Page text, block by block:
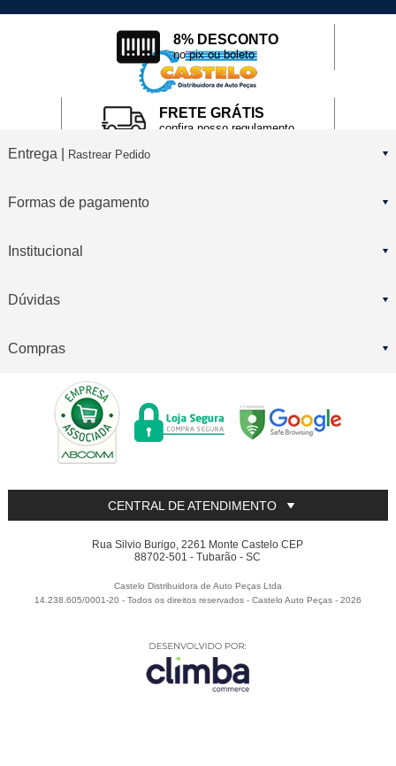
8% DESCONTO
no pix ou boleto
FRETE GRÁTIS
confira nosso regulamento
Entrega | Rastrear Pedido
Formas de pagamento
Institucional
Dúvidas
Compras
CENTRAL DE ATENDIMENTO
Rua Silvio Burigo, 2261 Monte Castelo CEP
88702-501 - Tubarão - SC
Castelo Distribuidora de Auto Peças Ltda
14.238.605/0001-20 - Todos os direitos reservados -Castelo Auto Peças -2026